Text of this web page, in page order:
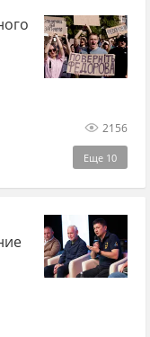
2156
Еще 10